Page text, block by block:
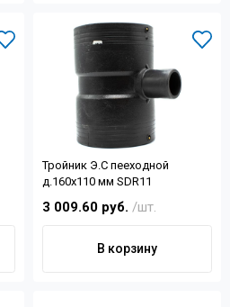
Тройник Э.С пееходной
д.160х110 мм SDR11
3 009.60 руб. /шт.
В корзину